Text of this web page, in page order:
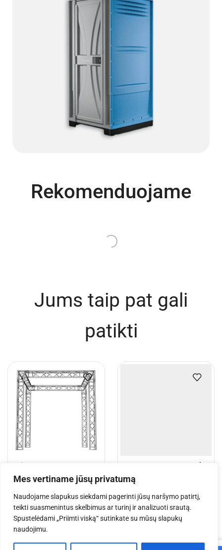
Mes vertiname jūsų privatumą
Naudojame slapukus siekdami pagerinti jūsų naršymo patirtį,
teikti suasmenintus skelbimus ar turinį ir analizuoti srautą.
Spustelėdami „Priimti viską“ sutinkate su mūsų slapukų
naudojimu.
Rekomenduojame
GPP Stages Podestas
choro pakylai 1×0,5 m
Choro pakyla 6×1,5 m su
Jums taip pat gali
patikti